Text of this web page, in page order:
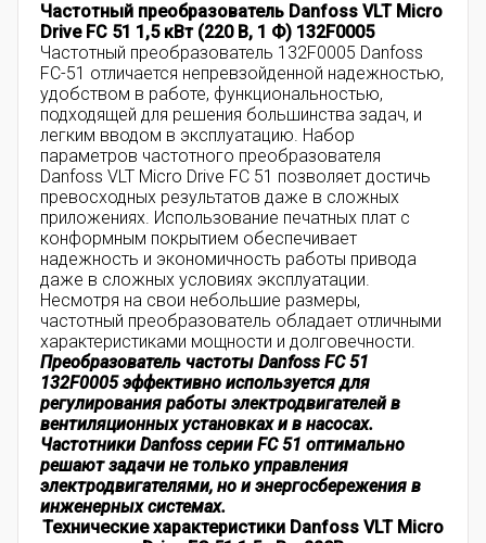
Частотный преобразователь Danfoss VLT Micro
Drive FC 51 1,5 кВт (220 В, 1 Ф) 132F0005
Частотный преобразователь 132F0005 Danfoss
FC-51 отличается непревзойденной надежностью,
удобством в работе, функциональностью,
подходящей для решения большинства задач, и
легким вводом в эксплуатацию. Набор
параметров частотного преобразователя
Danfoss VLT Micro Drive FC 51 позволяет достичь
превосходных результатов даже в сложных
приложениях. Использование печатных плат с
конформным покрытием обеспечивает
надежность и экономичность работы привода
даже в сложных условиях эксплуатации.
Несмотря на свои небольшие размеры,
частотный преобразователь обладает отличными
характеристиками мощности и долговечности.
Преобразователь частоты Danfoss FC 51
132F0005 эффективно используется для
регулирования работы электродвигателей в
вентиляционных установках и в насосах.
Частотники Danfoss серии FC 51 оптимально
решают задачи не только управления
электродвигателями, но и энергосбережения в
инженерных системах.
Технические характеристики Danfoss VLT Micro